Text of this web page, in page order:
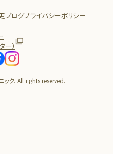
ブログプライバシーポリシー
ー）
ック. All rights reserved.